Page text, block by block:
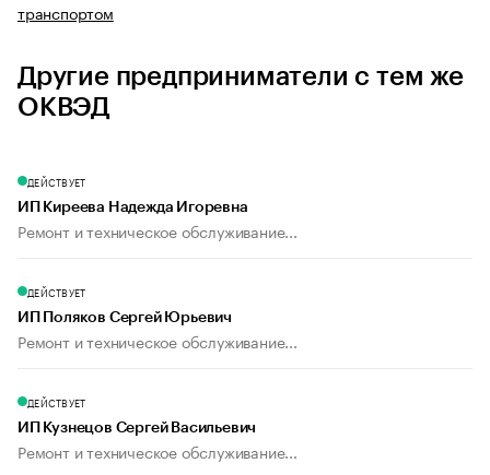
транспортом
Другие предприниматели с тем же
ОКВЭД
ДЕЙСТВУЕТ
ИП Киреева Надежда Игоревна
Ремонт и техническое обслуживание...
ДЕЙСТВУЕТ
ИП Поляков Сергей Юрьевич
Ремонт и техническое обслуживание...
ДЕЙСТВУЕТ
ИП Кузнецов Сергей Васильевич
Ремонт и техническое обслуживание...